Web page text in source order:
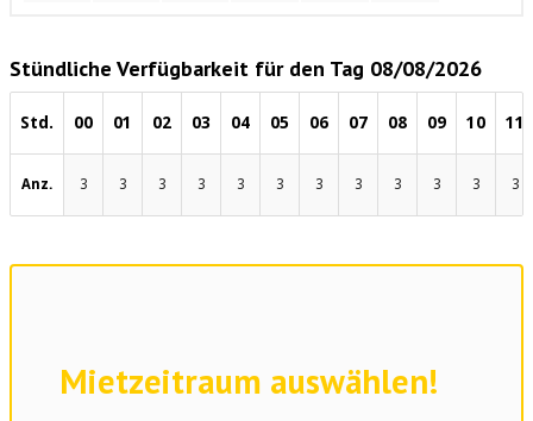
Stündliche Verfügbarkeit für den Tag 08/08/2026
Std. 00 01 02 03 04 05 06 07 08 09 10 11
Anz. 3 3 3 3 3 3 3 3 3 3 3 3
Mietzeitraum auswählen!